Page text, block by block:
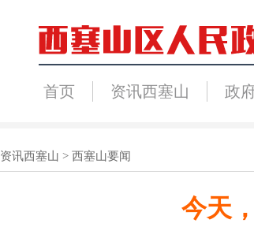
首页 资讯西塞山 政
资讯西塞山 > 西塞山要闻
今天